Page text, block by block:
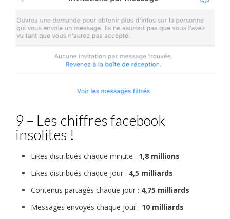
9 – Les chiffres facebook
insolites !
Likes distribués chaque minute : 1,8 millions
Likes distribués chaque jour : 4,5 milliards
Contenus partagés chaque jour : 4,75 milliards
Messages envoyés chaque jour : 10 milliards